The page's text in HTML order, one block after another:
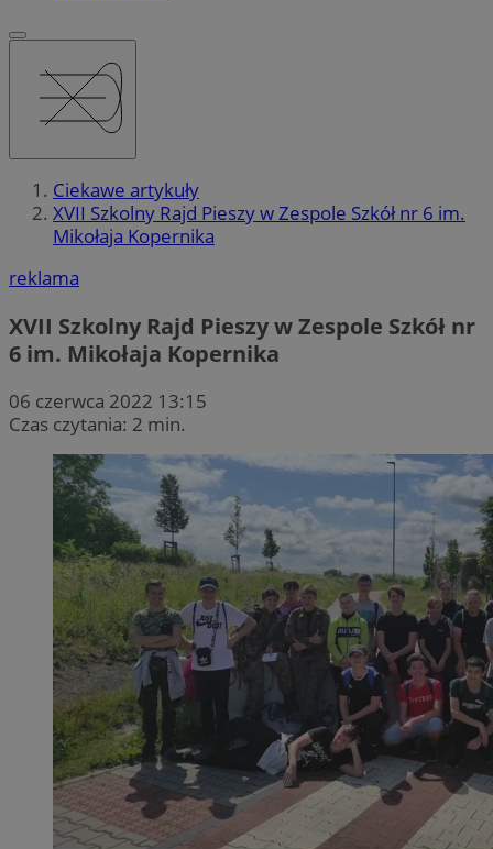
Ciekawe artykuły
XVII Szkolny Rajd Pieszy w Zespole Szkół nr 6 im.
Mikołaja Kopernika
reklama
XVII Szkolny Rajd Pieszy w Zespole Szkół nr
6 im. Mikołaja Kopernika
06 czerwca 2022 13:15
Czas czytania: 2 min.